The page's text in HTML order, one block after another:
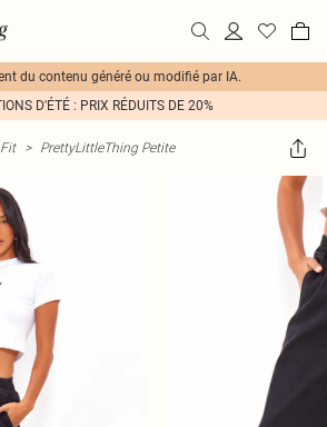
du contenu généré ou modifié par IA.
D'ÉTÉ : PRIX RÉDUITS DE 20%
> PrettyLittleThing Petite